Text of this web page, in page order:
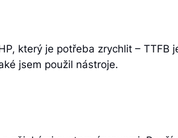
který je potřeba zrychlit –
jsem použil nástroje.